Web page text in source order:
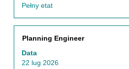
Pełny etat
Titolo
Planning Engineer
Data
22 lug 2026
Effettuare
selezione
con